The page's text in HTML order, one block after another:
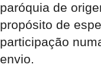
paróquia de
propósito de
participação
envio.